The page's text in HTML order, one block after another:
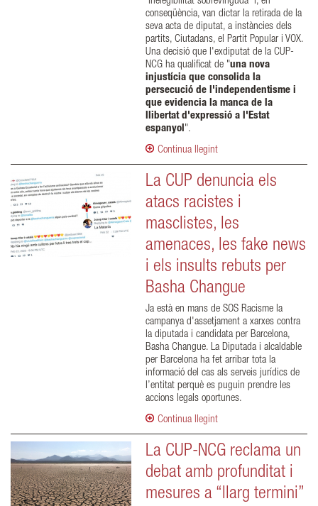
conseqüència, van dictar la retirada de la
seva acta de diputat, a instàncies dels
partits, Ciutadans, el Partit Popular i VOX.
Una decisió que l'exdiputat de la CUP-
NCG ha qualificat de "una nova
injustícia que consolida la
persecució de l'independentisme i
que evidencia la manca de la
llibertat d'expressió a l'Estat
espanyol".
Continua llegint
La CUP denuncia els
atacs racistes i
masclistes, les
amenaces, les fake news
i els insults rebuts per
Basha Changue
Ja està en mans de SOS Racisme la
campanya d'assetjament a xarxes contra
la diputada i candidata per Barcelona,
Basha Changue. La Diputada i alcaldable
per Barcelona ha fet arribar tota la
informació del cas als serveis jurídics de
l’entitat perquè es puguin prendre les
accions legals oportunes.
Continua llegint
La CUP-NCG reclama un
debat amb profunditat i
mesures a “llarg termini”